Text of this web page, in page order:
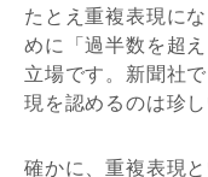
たとえ重複表現に
めに「過半数を超
立場です。新聞社
現を認めるのは珍
確かに、重複表現